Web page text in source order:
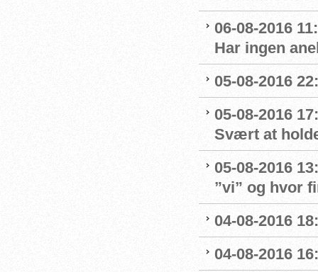
06-08-2016
Har ingen
05-08-2016
05-08-2016
Svært at
05-08-2016
”vi” og hvor
04-08-2016
04-08-2016